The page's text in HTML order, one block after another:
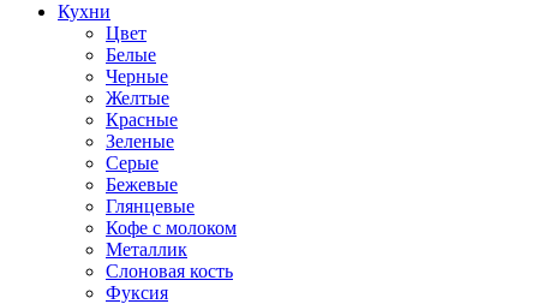
Кухни
Цвет
Белые
Черные
Желтые
Красные
Зеленые
Серые
Бежевые
Глянцевые
Кофе с молоком
Металлик
Слоновая кость
Фуксия